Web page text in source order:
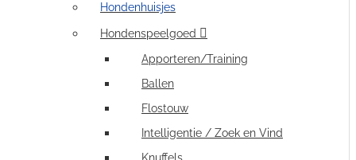
Hondenhuisjes
Hondenspeelgoed
Apporteren/Training
Ballen
Flostouw
Intelligentie / Zoek en Vind